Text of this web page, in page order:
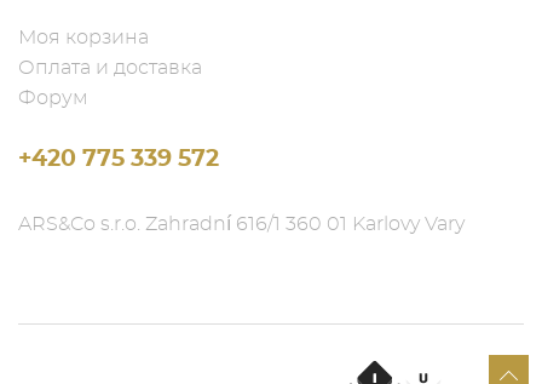
Моя корзина
Оплата и доставка
Форум
+420 775 339 572
ARS&Co s.r.o. Zahradní 616/1 360 01 Karlovy Vary